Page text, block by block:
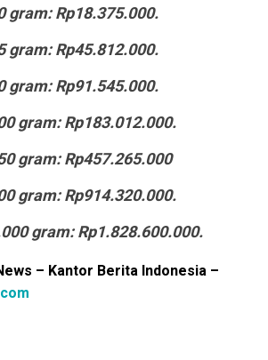
gram: Rp18.375.000.
gram: Rp45.812.000.
gram: Rp91.545.000.
gram: Rp183.012.000.
gram: Rp457.265.000
gram: Rp914.320.000.
gram: Rp1.828.600.000.
– Kantor Berita Indonesia –